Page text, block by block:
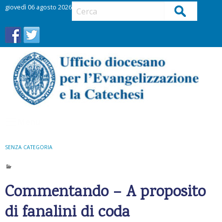
giovedì 06 agosto 2026 Cerca
SENZA CATEGORIA
Commentando – A proposito
di fanalini di coda